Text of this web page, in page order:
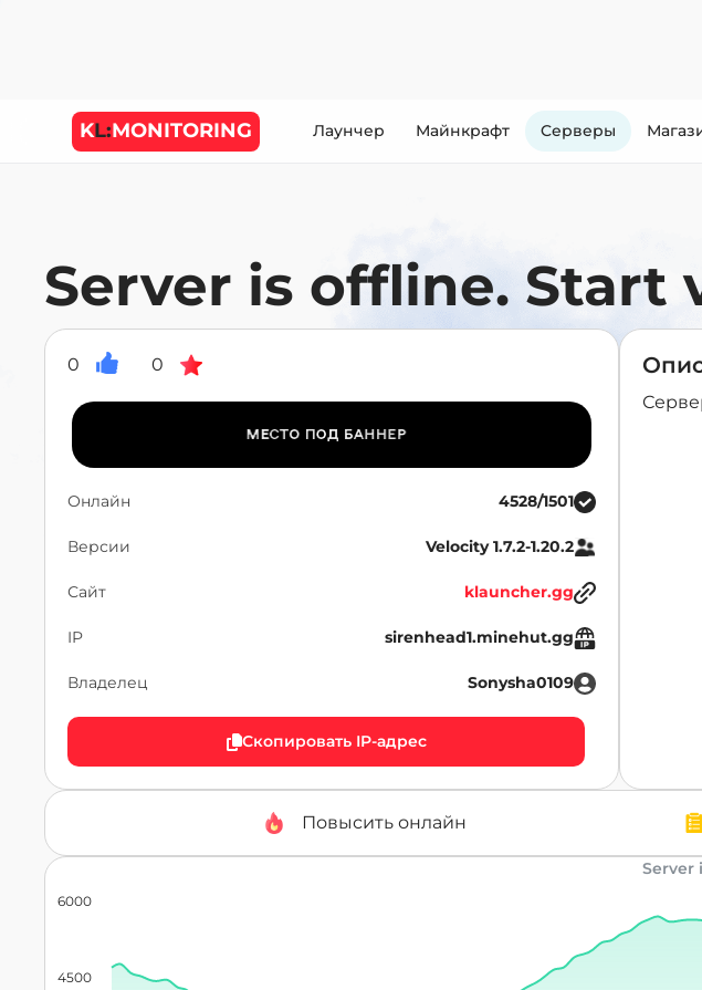
KL:MONITORING Лаунчер Майнкрафт Cерверы
Server is offline. Start
0 0
Онлайн 4528/1501
Версии Velocity 1.7.2-1.20.2
Сайт klauncher.gg
IP sirenhead1.minehut.gg
Владелец Sonysha0109
Скопировать IP-адрес
Повысить онлайн
Server
4500
6000